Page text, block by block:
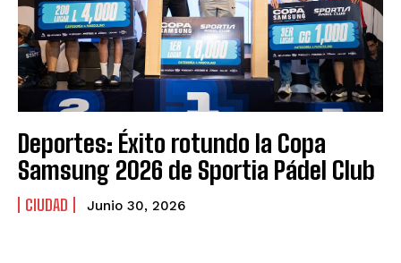
Deportes: Éxito rotundo la Copa
Samsung 2026 de Sportia Pádel Club
CIUDAD Junio 30, 2026